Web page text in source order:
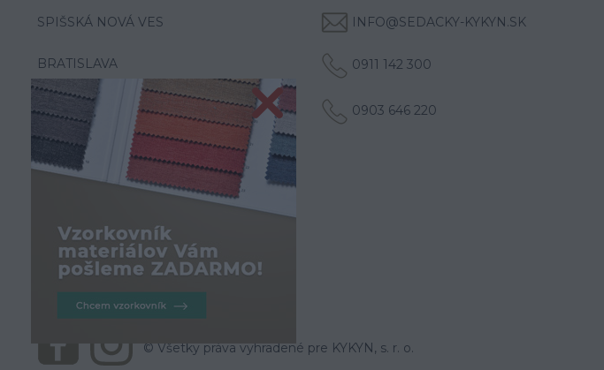
SPIŠSKÁ NOVÁ VES
BRATISLAVA
INFO@SEDACKY-KYKYN.SK
0911 142 300
0903 646 220
© Všetky práva vyhradené pre KYKYN, s. r. o.